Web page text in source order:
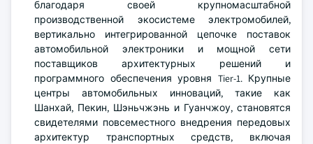
благодаря своей крупномасштабной
производственной экосистеме электромобилей,
вертикально интегрированной цепочке поставок
автомобильной электроники и мощной сети
поставщиков архитектурных решений и
программного обеспечения уровня Tier-1. Крупные
центры автомобильных инноваций, такие как
Шанхай, Пекин, Шэньчжэнь и Гуанчжоу, становятся
свидетелями повсеместного внедрения передовых
архитектур транспортных средств, включая